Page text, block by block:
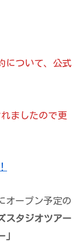
について、公式
ましたので更
オープン予定の
スタジオツアー